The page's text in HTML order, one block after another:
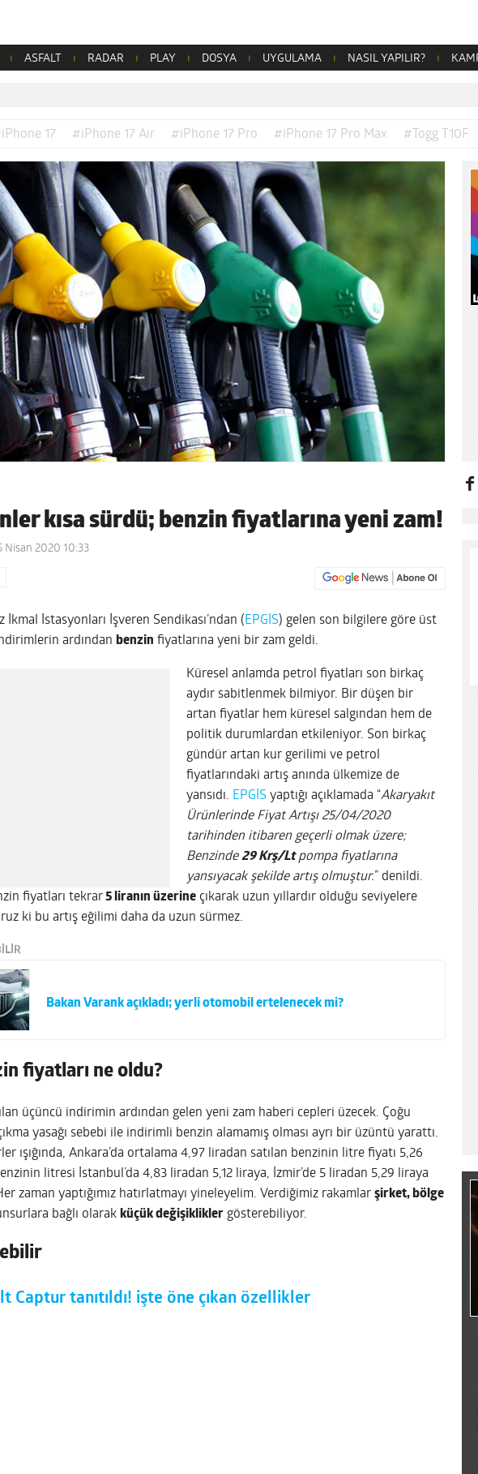
ASFALT RADAR PLAY DOSYA UYGULAMA NASIL YAPILIR?
17 #iPhone 17 Air #iPhone 17 Pro #iPhone 17 Pro Max #Togg T10F
kısa sürdü; benzin fiyatlarına yeni zam!
Nisan 2020 10:33
İkmal İstasyonları İşveren Sendikası’ndan (EPGİS) gelen son bilgilere göre üst
ardından benzin fiyatlarına yeni bir zam geldi.
Küresel anlamda petrol fiyatları son birkaç
aydır sabitlenmek bilmiyor. Bir düşen bir
artan fiyatlar hem küresel salgından hem de
politik durumlardan etkileniyor. Son birkaç
gündür artan kur gerilimi ve petrol
fiyatlarındaki artış anında ülkemize de
yansıdı. EPGİS yaptığı açıklamada “Akaryakıt
Ürünlerinde Fiyat Artışı 25/04/2020
tarihinden itibaren geçerli olmak üzere;
Benzinde29 Krş/Ltpompa fiyatlarına
yansıyacak şekilde artış olmuştur.” denildi.
fiyatları tekrar5 liranın üzerine çıkarak uzun yıllardır olduğu seviyelere
ki bu artış eğilimi daha da uzun sürmez.
Bakan Varank açıkladı; yerli otomobil ertelenecek mi?
fiyatları ne oldu?
üçüncü indirimin ardından gelen yeni zam haberi cepleri üzecek. Çoğu
yasağı sebebi ile indirimli benzin alamamış olması ayrı bir üzüntü yarattı.
ışığında, Ankara’da ortalama 4,97 liradan satılan benzinin litre fiyatı 5,26
litresi İstanbul’da 4,83 liradan 5,12 liraya, İzmir’de 5 liradan 5,29 liraya
zaman yaptığımız hatırlatmayı yineleyelim. Verdiğimiz rakamlar şirket, bölge
bağlı olarak küçük değişiklikler gösterebiliyor.
Captur tanıtıldı! işte öne çıkan özellikler